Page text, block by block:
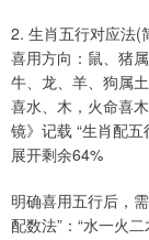
2. 生肖五行对应法(
喜用方向：鼠、猪
牛、龙、羊、狗属
喜水、木，火命喜
镜》记载 “生肖配五
展开剩余64%
明确喜用五行后，
配数法”：“水一火